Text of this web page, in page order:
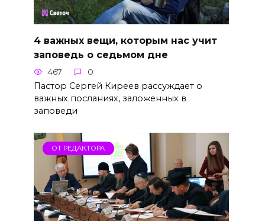
4 важных вещи, которым нас учит
заповедь о седьмом дне
467 0
Пастор Сергей Киреев рассуждает о
важных посланиях, заложенных в
заповеди
ОТ РЕДАКТОРА